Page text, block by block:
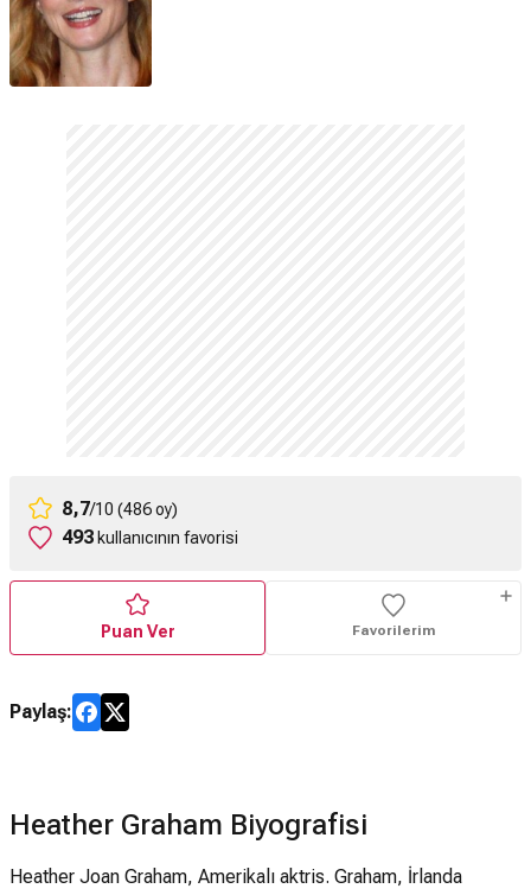
8,7/10 (486 oy)
493 kullanıcının favorisi
Puan Ver Favorilerim
Paylaş:
Heather Graham Biyografisi
Heather Joan Graham, Amerikalı aktris. Graham, İrlanda